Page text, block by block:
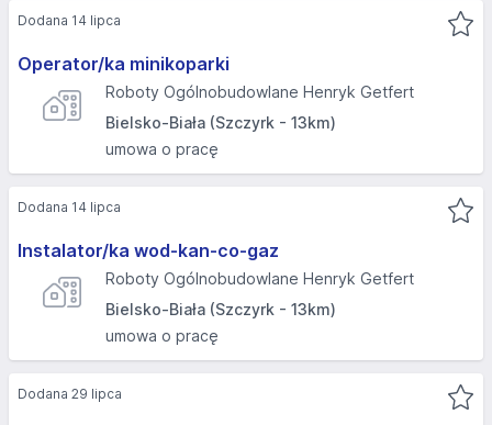
Operator/ka minikoparki
Roboty Ogólnobudowlane Henryk Getfert
Bielsko-Biała (Szczyrk - 13km)
umowa o pracę
Dodana 14 lipca
Instalator/ka wod-kan-co-gaz
Roboty Ogólnobudowlane Henryk Getfert
Bielsko-Biała (Szczyrk - 13km)
umowa o pracę
Dodana 14 lipca
Dodana 29 lipca